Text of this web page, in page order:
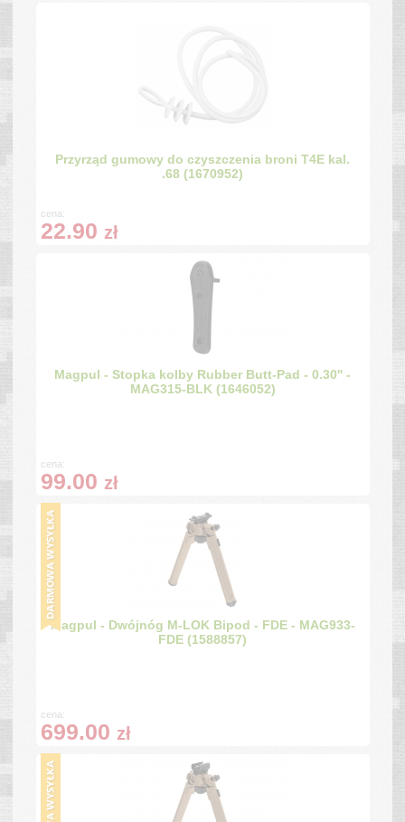
Przyrząd gumowy do czyszczenia broni T4E kal.
.68 (1670952)
cena:
22.90 zł
Magpul - Stopka kolby Rubber Butt-Pad - 0.30'' -
MAG315-BLK (1646052)
cena:
99.00 zł
Magpul - Dwójnóg M-LOK Bipod - FDE - MAG933-
FDE (1588857)
cena:
699.00 zł